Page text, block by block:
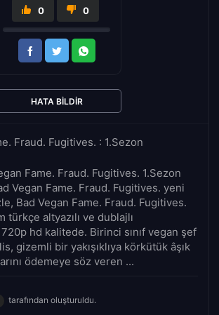
Fraud. Fugitives. : 1.Sezon
Fame. Fraud. Fugitives. 1.Sezon
Vegan Fame. Fraud. Fugitives. yeni
Bad Vegan Fame. Fraud. Fugitives.
türkçe altyazılı ve dublajlı
hd kalitede. Birinci sınıf vegan şef
gizemli bir yakışıklıya körkütük âşık
ödemeye söz veren ...
tarafından oluşturuldu.
0 0
HATA BILDIR